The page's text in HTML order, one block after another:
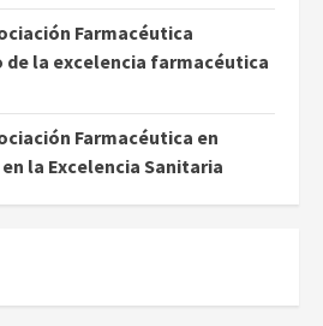
Farmacéutica
de la excelencia farmacéutica
Farmacéutica en
la Excelencia Sanitaria